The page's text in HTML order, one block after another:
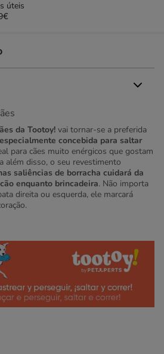
úteis
da Tootoy! vai tornar-se a preferida
especialmente concebida para saltar
para cães muito enérgicos que gostam
além disso, o seu revestimento
saliências de borracha cuidará da
enquanto brincadeira. Não importa
direita ou esquerda, ele marcará